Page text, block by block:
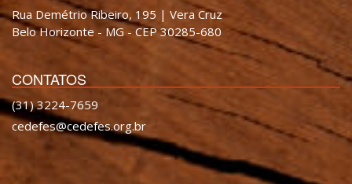
Rua Demétrio Ribeiro, 195 | Vera Cruz
Belo Horizonte - MG - CEP 30285-680
CONTATOS
(31) 3224-7659
cedefes@cedefes.org.br